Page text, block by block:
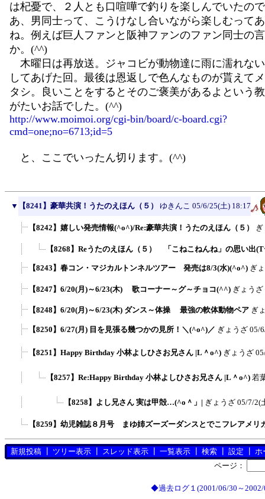
は杞憂で、２人とも口喧嘩で釣りを楽しんでいたの
あ、男同士って、こうけなし合いながら楽しむって
ね。例えば巨人ファンと阪神ファンのファン同士の
か。(^^)
木曜日は再放送。ジャコビが動物達に雨に濡れな
してあげた回。最後は恩返しで色んなものが貰えて
タシ。良いことをするとそのご褒美があるよという
がたいお話でした。(^^)
http://www.moimoi.org/cgi-bin/board/c-board.cgi?
cmd=one;no=6713;id=5
と、ここでいったん切ります。(^^)
▼ 【8241】豪華共演！うたのえほん（５） ゆきんこ 05/6/25(土) 18:17
【8242】嬉しい発売情報(^o^)/Re:豪華共演！うたのえほん（５）
【8268】Reうたのえほん（５） 「こねこねんね」の思い出
【8243】春コン・マジカルトンネルツアー 発売は8/3(水)(^o^) ぎ
【8247】6/20(月)～6/23(木) 歌コーナー～グ～チョコ(^^) ぎょうざ
【8248】6/20(月)～6/23(木) ダンス～体操 最強の軟体動物ペア ぎ
【8250】6/27(月) 目を見張る幾つかの見所！＼(^o^)／ ぎょうざ 05/
【8251】Happy Birthday 小林よしひさお兄さん |L＾o^) ぎょうざ
【8257】Re:Happy Birthday 小林よしひさお兄さん |L＾o^) 若
【8258】よし兄さん 実は甲殻…(^o＾」| ぎょうざ 05/7/2(
【8259】幼児雑誌８月号 まゆ姉ズーズーダンスとでこフレアメ
新規投稿 ツリー表示 スレッド表示 一覧表示 検索 設定
ホ
ページ：
◆過去ログ１(2001/06/30～2002/